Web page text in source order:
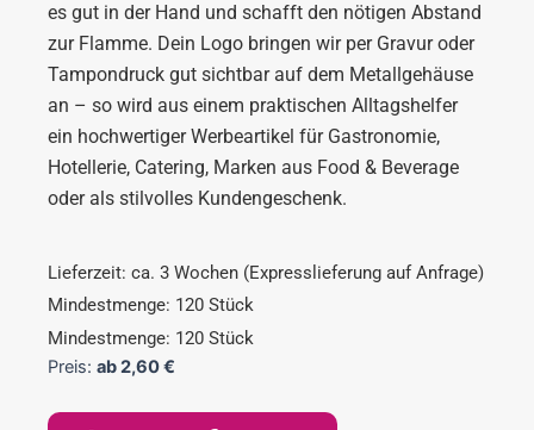
es gut in der Hand und schafft den nötigen Abstand
zur Flamme. Dein Logo bringen wir per Gravur oder
Tampondruck gut sichtbar auf dem Metallgehäuse
an – so wird aus einem praktischen Alltagshelfer
ein hochwertiger Werbeartikel für Gastronomie,
Hotellerie, Catering, Marken aus Food & Beverage
oder als stilvolles Kundengeschenk.
Lieferzeit: ca. 3 Wochen (Expresslieferung auf Anfrage)
Mindestmenge: 120 Stück
Mindestmenge: 120 Stück
Preis: ab2,60€